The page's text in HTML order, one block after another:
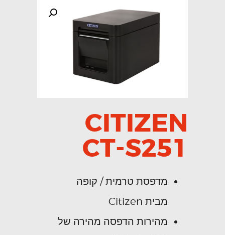
CITIZEN
CT-S251
מדפסת טרמית / קופה
מבית Citizen
מהירות הדפסה מהירה של